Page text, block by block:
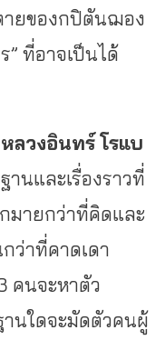
ายของกปิตันฌอง
” ที่อาจเป็นได้
หลวงอินทร์ โรแบ
นและเรื่องราวที่
มายกว่าที่คิดและ
ว่าที่คาดเดา
คนจะหาตัว
นใดจะมัดตัวคนผู้